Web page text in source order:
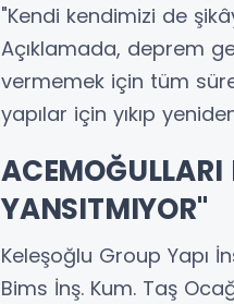
"Kendi kendimizi de
Açıklamada, deprem
vermemek için tüm
yapılar için yıkıp
ACEMOĞULLARI
YANSITMIYOR"
Keleşoğlu Group Yapı
Bims İnş. Kum. Taş